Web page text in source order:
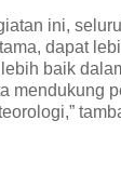
ini,
dapat
baik
mendukung